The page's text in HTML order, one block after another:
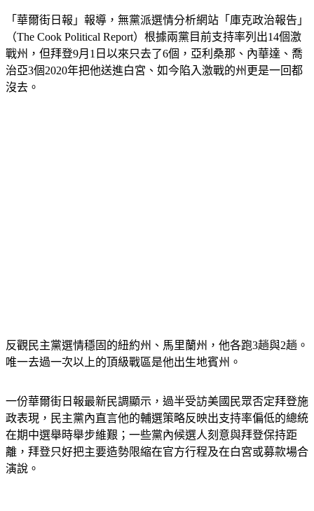
（The Cook Political Report）根據兩黨目前支持率列出14個激
戰州，但拜登9月1日以來只去了6個，亞利桑那、內華達、喬
治亞3個2020年把他送進白宮、如今陷入激戰的州更是一回都
沒去。
唯一去過一次以上的頂級戰區是他出生地賓州。
政表現，民主黨內直言他的輔選策略反映出支持率偏低的總統
在期中選舉時舉步維艱；一些黨內候選人刻意與拜登保持距
離，拜登只好把主要造勢限縮在官方行程及在白宮或募款場合
演說。